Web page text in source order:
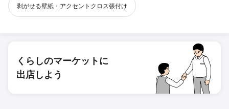
剥がせる壁紙・アクセントクロス張付け
くらしのマーケットに
出店しよう